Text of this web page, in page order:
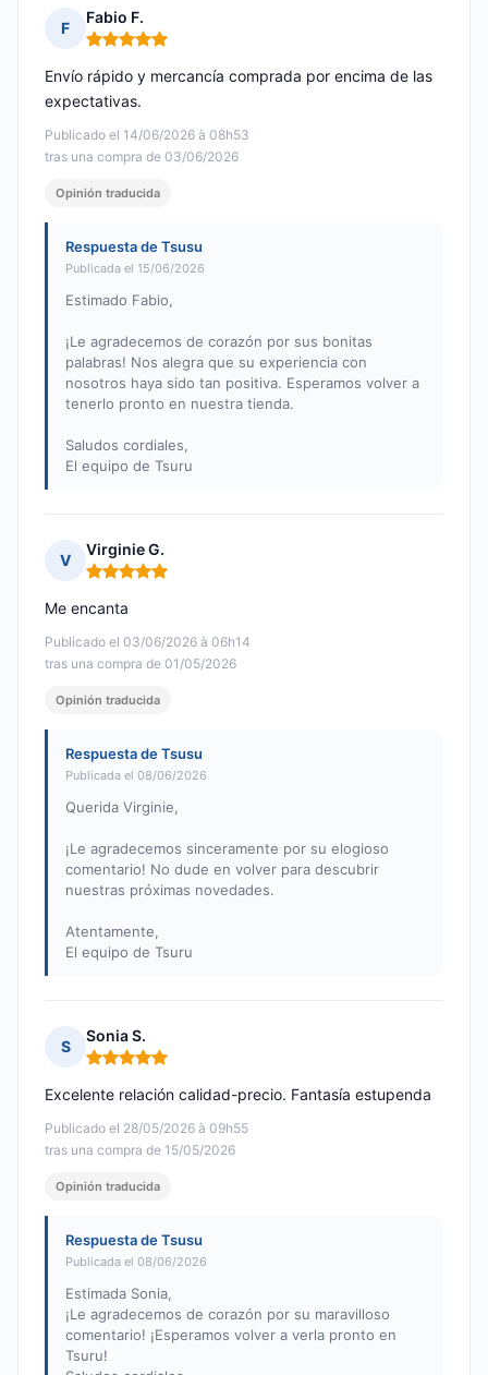
F
Fabio F.
Nota: 5 de 5
Publicado el 14/06/2026 à 08h53
tras una compra de 03/06/2026
Envío rápido y mercancía comprada por encima de las
expectativas.
Opinión traducida
Respuesta de Tsusu
Publicada el 15/06/2026
Estimado Fabio,
¡Le agradecemos de corazón por sus bonitas
palabras! Nos alegra que su experiencia con
nosotros haya sido tan positiva. Esperamos volver a
tenerlo pronto en nuestra tienda.
Saludos cordiales,
El equipo de Tsuru
V
Virginie G.
Nota: 5 de 5
Publicado el 03/06/2026 à 06h14
tras una compra de 01/05/2026
Me encanta
Opinión traducida
Respuesta de Tsusu
Publicada el 08/06/2026
Querida Virginie,
¡Le agradecemos sinceramente por su elogioso
comentario! No dude en volver para descubrir
nuestras próximas novedades.
Atentamente,
El equipo de Tsuru
S
Sonia S.
Nota: 5 de 5
Publicado el 28/05/2026 à 09h55
tras una compra de 15/05/2026
Excelente relación calidad-precio. Fantasía estupenda
Opinión traducida
Respuesta de Tsusu
Publicada el 08/06/2026
Estimada Sonia,
¡Le agradecemos de corazón por su maravilloso
comentario! ¡Esperamos volver a verla pronto en
Tsuru!